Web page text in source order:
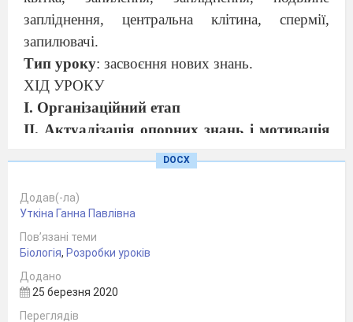
запліднення, центральна клітина, спермії,
запилювачі.
Тип уроку: засвоєння нових знань.
ХІД УРОКУ
І. Організаційний етап
II. Актуалізація опорних знань і мотивація
навчальної діяльності учнів
Що таке
На які дві групи поділяють суцвіття?
Які існують прості суцвіття?
Які існують складні суцвіття?
Яке значення для розмноження рослин
DOCX
Додав(-ла)
Уткіна Ганна Павлівна
Пов’язані теми
Біологія, Розробки уроків
Додано
25 березня 2020
Переглядів